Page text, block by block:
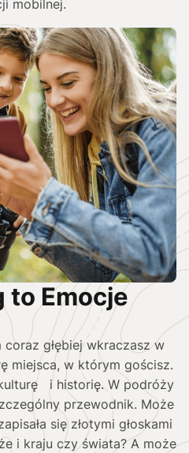
mobilnej.
to Emocje
głębiej wkraczasz w
miejsca, w którym gościsz.
i historię. W podróży
przewodnik. Może
się złotymi głoskami
i kraju czy świata? A może